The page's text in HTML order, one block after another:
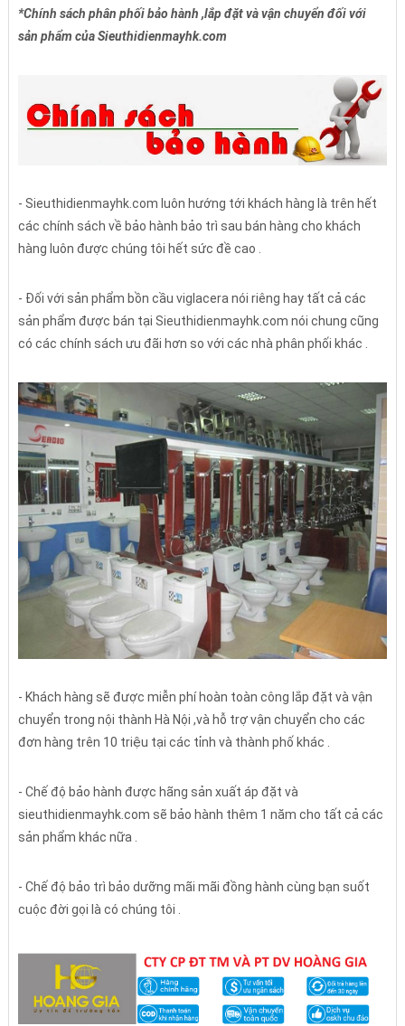
*Chính sách phân phối bảo hành ,lắp đặt và vận chuyển đối với
sản phẩm của Sieuthidienmayhk.com
- Sieuthidienmayhk.com luôn hướng tới khách hàng là trên hết
các chính sách về bảo hành bảo trì sau bán hàng cho khách
hàng luôn được chúng tôi hết sức đề cao .
- Đối với sản phẩm bồn cầu viglacera nói riêng hay tất cả các
sản phẩm được bán tại Sieuthidienmayhk.com nói chung cũng
có các chính sách ưu đãi hơn so với các nhà phân phối khác .
- Khách hàng sẽ được miễn phí hoàn toàn công lắp đặt và vận
chuyển trong nội thành Hà Nội ,và hỗ trợ vận chuyển cho các
đơn hàng trên 10 triệu tại các tỉnh và thành phố khác .
- Chế độ bảo hành được hãng sản xuất áp đặt và
sieuthidienmayhk.com sẽ bảo hành thêm 1 năm cho tất cả các
sản phẩm khác nữa .
- Chế độ bảo trì bảo dưỡng mãi mãi đồng hành cùng bạn suốt
cuộc đời gọi là có chúng tôi .